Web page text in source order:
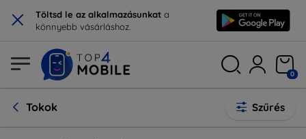
× Töltsd le az alkalmazásunkat a
könnyebb vásárláshoz.
0
Tokok Szűrés